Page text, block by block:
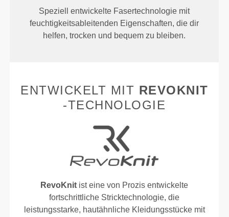
Speziell entwickelte Fasertechnologie mit
feuchtigkeitsableitenden Eigenschaften, die dir
helfen, trocken und bequem zu bleiben.
ENTWICKELT MIT REVOKNIT
-TECHNOLOGIE
RevoKnit ist eine von Prozis entwickelte
fortschrittliche Stricktechnologie, die
leistungsstarke, hautähnliche Kleidungsstücke mit